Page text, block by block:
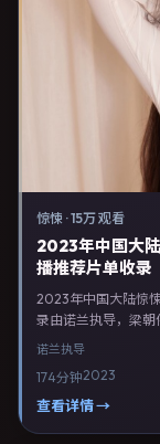
惊悚 ·15万 观看
2023年中国大
播推荐片单收录
2023年中国大陆惊
录由诺兰执导，梁朝
等联合出演。剧情以
2023年2月22日完成
与二轮放映。影片在
诺兰执导
174分钟2023
查看详情 →